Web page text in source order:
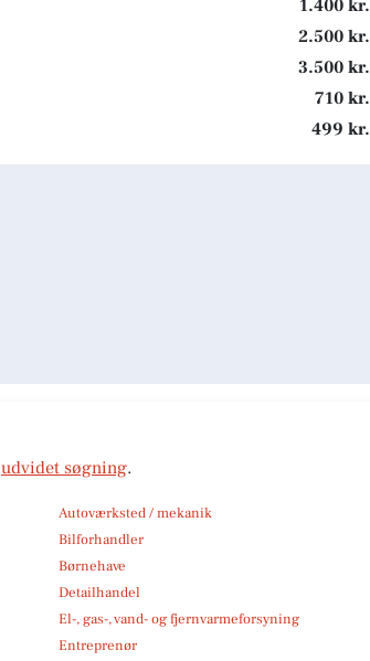
1.400 kr.
2.500 kr.
3.500 kr.
710 kr.
499 kr.
udvidet søgning.
Autoværksted / mekanik
Bilforhandler
Børnehave
Detailhandel
El-, gas-, vand- og fjernvarmeforsyning
Entreprenør